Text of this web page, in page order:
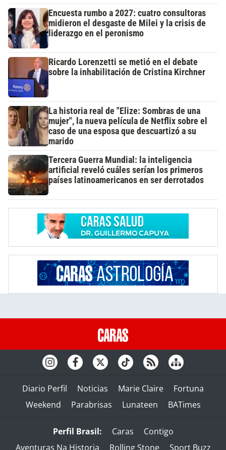
Encuesta rumbo a 2027: cuatro consultoras
midieron el desgaste de Milei y la crisis de
liderazgo en el peronismo
Ricardo Lorenzetti se metió en el debate
sobre la inhabilitación de Cristina Kirchner
La historia real de "Elize: Sombras de una
mujer", la nueva película de Netflix sobre el
caso de una esposa que descuartizó a su
marido
Tercera Guerra Mundial: la inteligencia
artificial reveló cuáles serían los primeros
países latinoamericanos en ser derrotados
Diario Perfil Noticias Marie Claire
Fortuna
Weekend
Parabrisas Lunateen BATimes
Perfil Brasil: Caras
Contigo
Aventuras Na Historia
Rolling Stone Sport Buzz